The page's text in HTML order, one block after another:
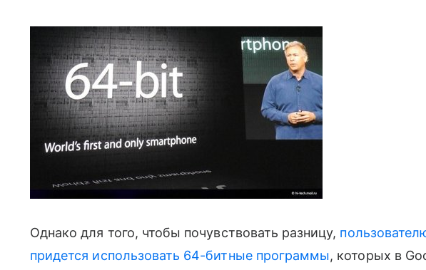
Однако для того, чтобы почувствовать разницу,
придется использовать 64-битные программы, которых в